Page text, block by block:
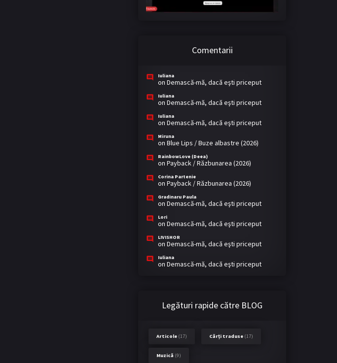
Comentarii
Iuliana
on Demască-mă, dacă eşti priceput
Iuliana
on Demască-mă, dacă eşti priceput
Iuliana
on Demască-mă, dacă eşti priceput
Miruna
on Blue Lips / Buze albastre (2026)
RainbowLove (Deea)
on Payback / Răzbunarea (2026)
Corina Partenie
on Payback / Răzbunarea (2026)
Gradinaru Paula
on Demască-mă, dacă eşti priceput
Lori
on Demască-mă, dacă eşti priceput
LIVISHOR
on Demască-mă, dacă eşti priceput
Iuliana
on Demască-mă, dacă eşti priceput
Legături rapide către BLOG
Articole (17) Cărți traduse (17)
Muzică (9)